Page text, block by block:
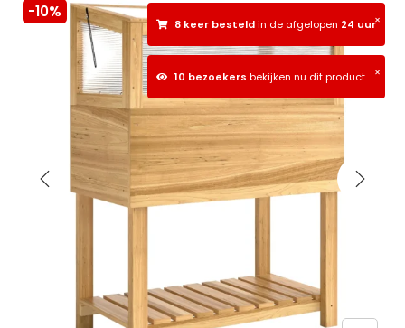
×
8 keer besteldin de afgelopen 24 uur
×
10 bezoekers bekijken nu dit product
-10%